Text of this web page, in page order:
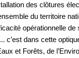
des clôtures
du territoire
opérationnelle
c’est dans cette
et Forêts, de